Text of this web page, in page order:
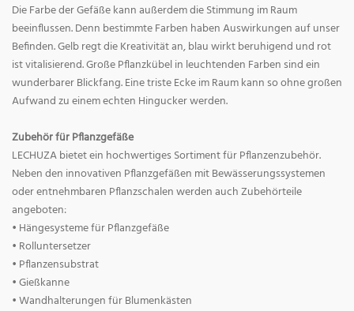
Die Farbe der Gefäße kann außerdem die Stimmung im Raum
beeinflussen. Denn bestimmte Farben haben Auswirkungen auf unser
Befinden. Gelb regt die Kreativität an, blau wirkt beruhigend und rot
ist vitalisierend. Große Pflanzkübel in leuchtenden Farben sind ein
wunderbarer Blickfang. Eine triste Ecke im Raum kann so ohne großen
Aufwand zu einem echten Hingucker werden.
Zubehör für Pflanzgefäße
LECHUZA bietet ein hochwertiges Sortiment für Pflanzenzubehör.
Neben den innovativen Pflanzgefäßen mit Bewässerungssystemen
oder entnehmbaren Pflanzschalen werden auch Zubehörteile
angeboten:
• Hängesysteme für Pflanzgefäße
• Rolluntersetzer
• Pflanzensubstrat
• Gießkanne
• Wandhalterungen für Blumenkästen